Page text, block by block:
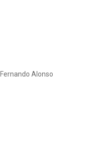
Alonso